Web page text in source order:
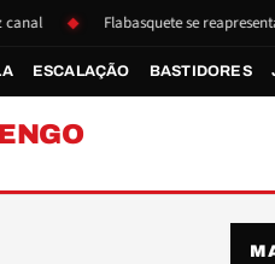
Flabasquete se reapresenta dia
ESCALAÇÃO BASTIDORES